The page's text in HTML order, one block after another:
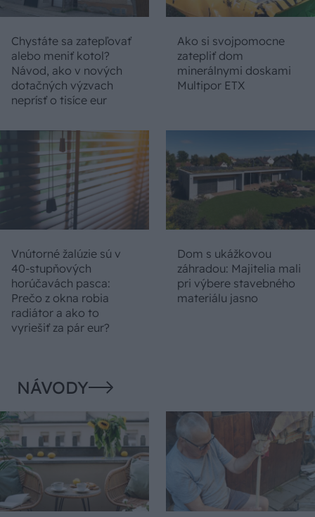
Chystáte sa zatepľovať
alebo meniť kotol?
Návod, ako v nových
dotačných výzvach
neprísť o tisíce eur
Ako si svojpomocne
zatepliť dom
minerálnymi doskami
Multipor ETX
Vnútorné žalúzie sú v
40-stupňových
horúčavách pasca:
Prečo z okna robia
radiátor a ako to
vyriešiť za pár eur?
Dom s ukážkovou
záhradou: Majitelia mali
pri výbere stavebného
materiálu jasno
NÁVODY